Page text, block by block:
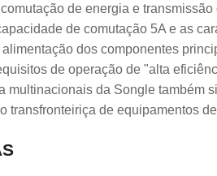
de energia e
de comutação 5A e as
dos componentes
de operação de "alta
multinacionais da Songle também
transfronteiriça de equipamentos